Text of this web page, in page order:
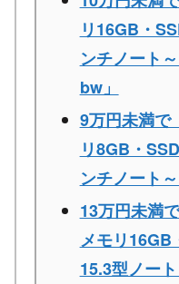
リ16GB・
ンチノート
bw」
9万円未満で
リ8GB・
ンチノート
13万円未満
メモリ16GB
15.3型ノー